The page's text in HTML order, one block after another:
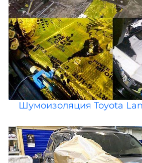
Шумоизоляция Toyota